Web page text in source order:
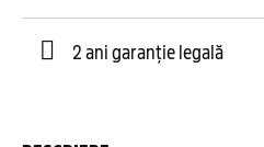
2 ani garanție legală